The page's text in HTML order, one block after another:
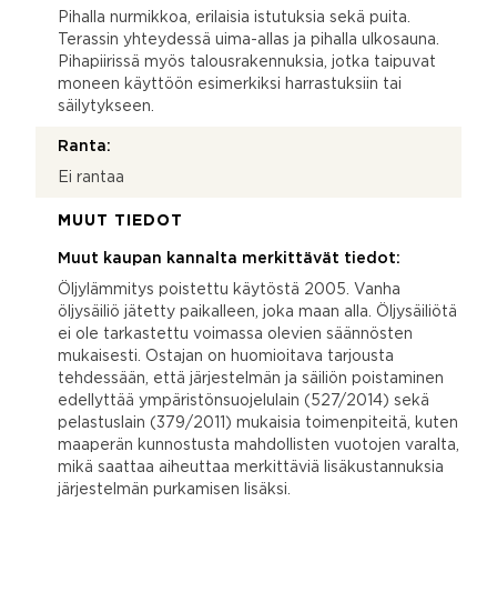
Pihalla nurmikkoa, erilaisia istutuksia sekä puita.
Terassin yhteydessä uima-allas ja pihalla ulkosauna.
Pihapiirissä myös talousrakennuksia, jotka taipuvat
moneen käyttöön esimerkiksi harrastuksiin tai
säilytykseen.
Ranta:
Ei rantaa
MUUT TIEDOT
Muut kaupan kannalta merkittävät tiedot:
Öljylämmitys poistettu käytöstä 2005. Vanha
öljysäiliö jätetty paikalleen, joka maan alla. Öljysäiliötä
ei ole tarkastettu voimassa olevien säännösten
mukaisesti. Ostajan on huomioitava tarjousta
tehdessään, että järjestelmän ja säiliön poistaminen
edellyttää ympäristönsuojelulain (527/2014) sekä
pelastuslain (379/2011) mukaisia toimenpiteitä, kuten
maaperän kunnostusta mahdollisten vuotojen varalta,
mikä saattaa aiheuttaa merkittäviä lisäkustannuksia
järjestelmän purkamisen lisäksi.